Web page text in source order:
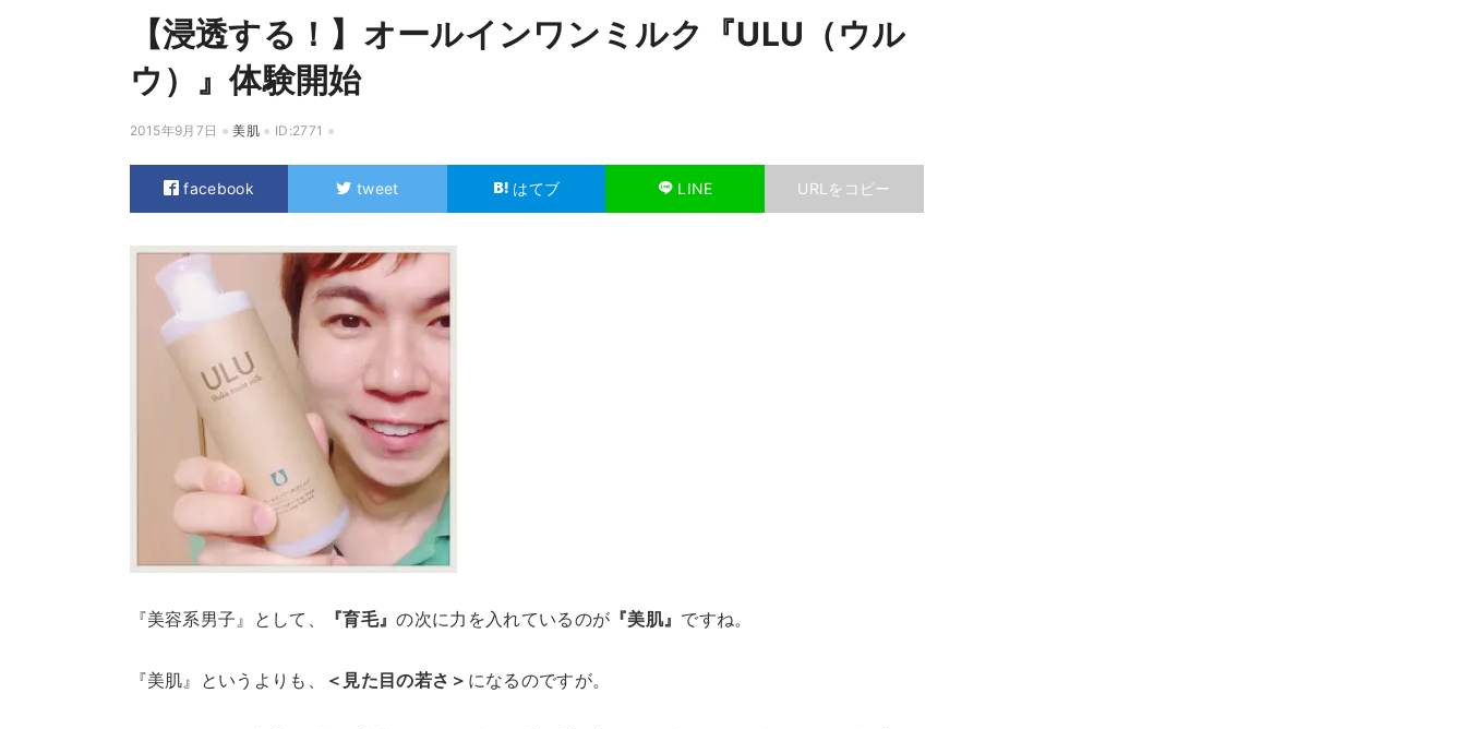
【浸透する！】オールインワンミルク『ULU（ウル
ウ）』体験開始
2015年9月7日 美肌 ID:2771
facebook tweet はてブ LINE URLをコピー
『美容系男子』として、 『育毛』の次に力を入れているのが 『美肌』 ですね。
『美肌』というよりも、 ＜見た目の若さ＞ になるのですが。